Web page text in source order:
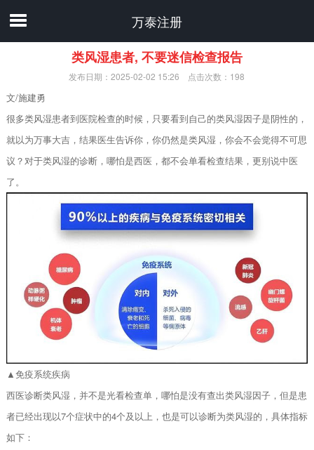
万泰注册
类风湿患者, 不要迷信检查报告
发布日期：2025-02-02 15:26 点击次数：198
文/施建勇
很多类风湿患者到医院检查的时候，只要看到自己的类风湿因子是阴性的，
就以为万事大吉，结果医生告诉你，你仍然是类风湿，你会不会觉得不可思
议？对于类风湿的诊断，哪怕是西医，都不会单看检查结果，更别说中医
了。
▲免疫系统疾病
西医诊断类风湿，并不是光看检查单，哪怕是没有查出类风湿因子，但是患
者已经出现以7个症状中的4个及以上，也是可以诊断为类风湿的，具体指标
如下：